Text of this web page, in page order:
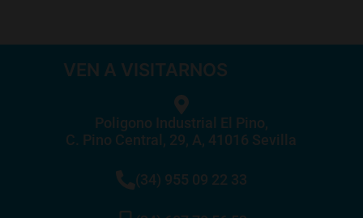
VEN A VISITARNOS
Poligono Industrial El Pino,
C. Pino Central, 29, A, 41016 Sevilla
(34) 955 09 22 33